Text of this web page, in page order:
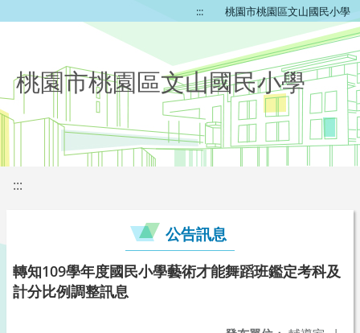
::: 桃園市桃園區文山國民小學
桃園市桃園區文山國民小學
:::
公告訊息
轉知109學年度國民小學藝術才能舞蹈班鑑定考科及
計分比例調整訊息